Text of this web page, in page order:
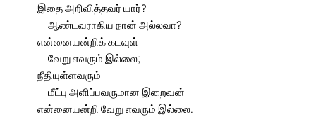
இதை அறிவித்தவர் யார்?
ஆண்டவராகிய நான் அல்லவா?
என்னையன்றிக் கடவுள்
வேறு எவரும் இல்லை;
நீதியுள்ளவரும்
மீட்பு அளிப்பவருமான இறைவன்
என்னையன்றி வேறு எவரும் இல்லை.